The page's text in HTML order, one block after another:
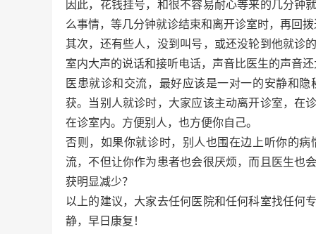
因此，花钱挂号，和很不容易耐心等来的几分钟
么事情，等几分钟就诊结束和离开诊室时，再回
其次，还有些人，没到叫号，或还没轮到他就诊
室内大声的说话和接听电话，声音比医生的声音
医患就诊和交流，最好应该是一对一的安静和
获。当别人就诊时，大家应该主动离开诊室，在
在诊室内。方便别人，也方便你自己。
否则，如果你就诊时，别人也围在边上听你的
流，不但让你作为患者也会很厌烦，而且医生也
获明显减少？
以上的建议，大家去任何医院和任何科室找任何
静，早日康复！